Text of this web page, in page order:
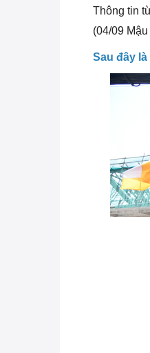
Thông tin
(04/09
Sau đây